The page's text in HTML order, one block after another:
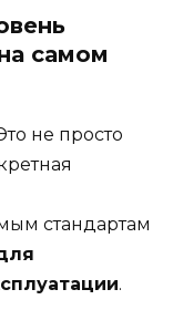
самом
не просто
стандартам
.